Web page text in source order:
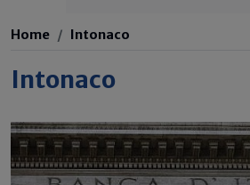
Home Intonaco
Intonaco